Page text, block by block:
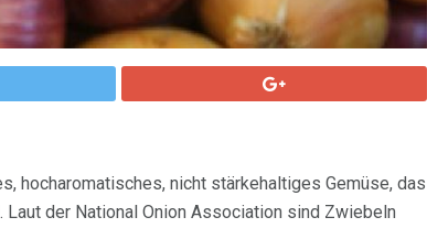
hocharomatisches, nicht stärkehaltiges Gemüse, das
der National Onion Association sind Zwiebeln